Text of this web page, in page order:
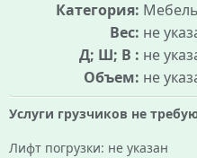
Категория:
Вес: не
Д; Ш; В : не
Объем: не
Услуги грузчиков не
Лифт погрузки: не указан